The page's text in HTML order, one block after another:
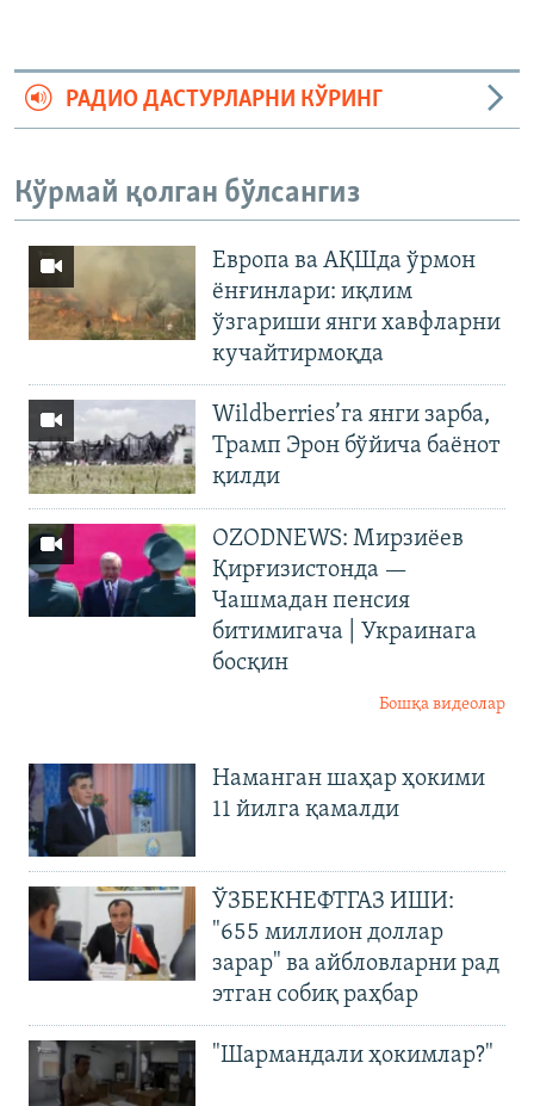
РАДИО ДАСТУРЛАРНИ КЎРИНГ
Кўрмай қолган бўлсангиз
Европа ва АҚШда ўрмон
ёнғинлари: иқлим
ўзгариши янги хавфларни
кучайтирмоқда
Wildberries’га янги зарба,
Трамп Эрон бўйича баёнот
қилди
OZODNEWS: Мирзиёев
Қирғизистонда —
Чашмадан пенсия
битимигача | Украинага
босқин
Бошқа видеолар
Наманган шаҳар ҳокими
11 йилга қамалди
ЎЗБЕКНЕФТГАЗ ИШИ:
"655 миллион доллар
зарар" ва айбловларни рад
этган собиқ раҳбар
"Шармандали ҳокимлар?"